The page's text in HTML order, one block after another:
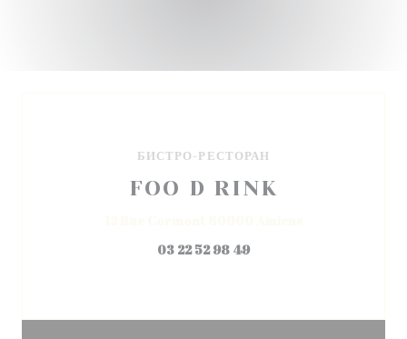
БИСТРО-РЕСТОРАН
FOO D RINK
03 22 52 98 49